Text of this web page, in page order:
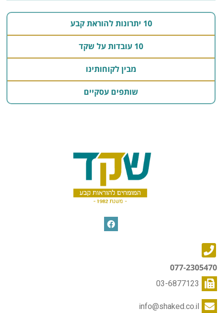
10 יתרונות להוראת קבע
10 עובדות על שקד
מבין לקוחותינו
שותפים עסקיים
077-2305470
03-6877123
info@shaked.co.il